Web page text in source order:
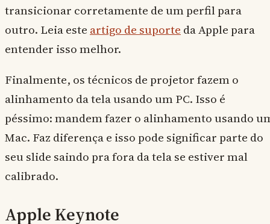
transicionar corretamente de um perfil para
outro. Leia este artigo de suporte da Apple para
entender isso melhor.
Finalmente, os técnicos de projetor fazem o
alinhamento da tela usando um PC. Isso é
péssimo: mandem fazer o alinhamento usando
Mac. Faz diferença e isso pode significar parte do
seu slide saindo pra fora da tela se estiver mal
calibrado.
Apple Keynote